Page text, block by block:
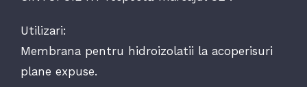
Utilizari:
Membrana pentru hidroizolatii la acoperisuri
plane expuse.